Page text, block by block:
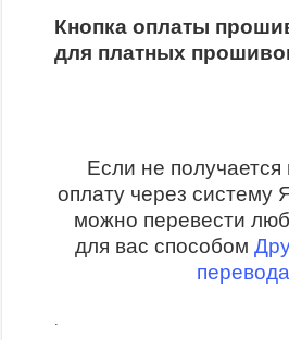
Кнопка оплаты
для платных
Если не получается
оплату через систему
можно перевести
для вас способом
перевода
.